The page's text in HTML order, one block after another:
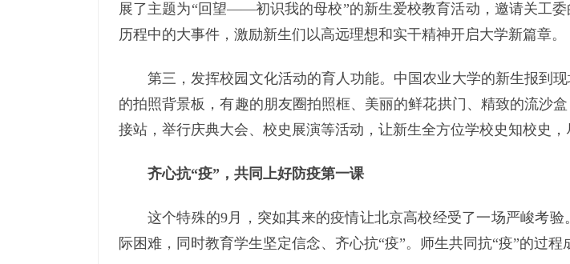
展了主题为“回望——初识我的母校”的新生爱校教育活动，邀请关工
历程中的大事件，激励新生们以高远理想和实干精神开启大学新篇章。
第三，发挥校园文化活动的育人功能。中国农业大学的新生报到
的拍照背景板，有趣的朋友圈拍照框、美丽的鲜花拱门、精致的流沙
接站，举行庆典大会、校史展演等活动，让新生全方位学校史知校史，
齐心抗“疫”，共同上好防疫第一课
这个特殊的9月，突如其来的疫情让北京高校经受了一场严峻考
际困难，同时教育学生坚定信念、齐心抗“疫”。师生共同抗“疫”的过程